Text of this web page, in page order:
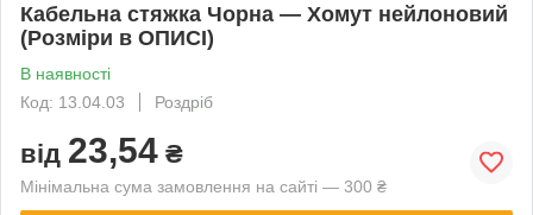
Кабельна стяжка Чорна — Хомут нейлоновий
(Розміри в ОПИСІ)
В наявності
Код: 13.04.03
Роздріб
від 23,54 ₴
Мінімальна сума замовлення на сайті — 300 ₴